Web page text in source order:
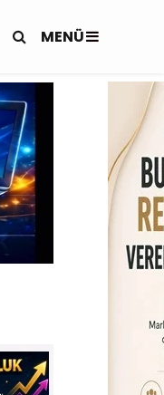
MENÜ